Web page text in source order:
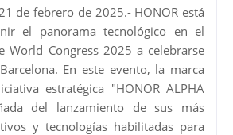
de febrero de 2025.- HONOR está
el panorama tecnológico en el
World Congress 2025 a celebrarse
En este evento, la marca
estratégica "HONOR ALPHA
del lanzamiento de sus más
y tecnologías habilitadas para